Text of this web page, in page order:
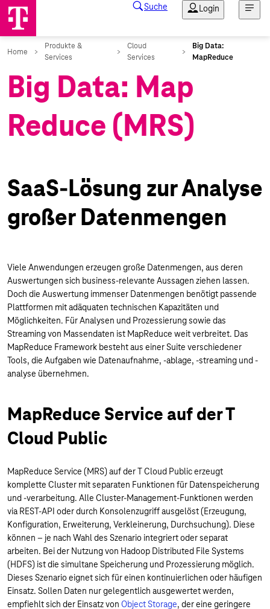
Big Data: Map
Reduce (MRS)
SaaS-Lösung zur Analyse
großer Datenmengen
Viele Anwendungen erzeugen große Datenmengen, aus deren
Auswertungen sich business-relevante Aussagen ziehen lassen.
Doch die Auswertung immenser Datenmengen benötigt passende
Plattformen mit adäquaten technischen Kapazitäten und
Möglichkeiten. Für Analysen und Prozessierung sowie das
Streaming von Massendaten ist MapReduce weit verbreitet. Das
MapReduce Framework besteht aus einer Suite verschiedener
Tools, die Aufgaben wie Datenaufnahme, -ablage, -streaming und -
analyse übernehmen.
MapReduce Service auf der T
Cloud Public
MapReduce Service (MRS) auf der T Cloud Public erzeugt
komplette Cluster mit separaten Funktionen für Datenspeicherung
und -verarbeitung. Alle Cluster-Management-Funktionen werden
via REST-API oder durch Konsolenzugriff ausgelöst (Erzeugung,
Konfiguration, Erweiterung, Verkleinerung, Durchsuchung). Diese
können – je nach Wahl des Szenario integriert oder separat
arbeiten. Bei der Nutzung von Hadoop Distributed File Systems
(HDFS) ist die simultane Speicherung und Prozessierung möglich.
Dieses Szenario eignet sich für einen kontinuierlichen oder häufigen
Einsatz. Sollen Daten nur gelegentlich ausgewertet werden,
empfiehlt sich der Einsatz von Object Storage, der eine geringere